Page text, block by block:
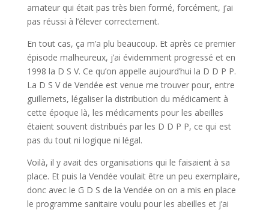
amateur qui était pas très bien formé, forcément, j’ai
pas réussi à l’élever correctement.
En tout cas, ça m’a plu beaucoup. Et après ce premier
épisode malheureux, j’ai évidemment progressé et en
1998 la D S V. Ce qu’on appelle aujourd’hui la D D P P.
La D S V de Vendée est venue me trouver pour, entre
guillemets, légaliser la distribution du médicament à
cette époque là, les médicaments pour les abeilles
étaient souvent distribués par les D D P P, ce qui est
pas du tout ni logique ni légal.
Voilà, il y avait des organisations qui le faisaient à sa
place. Et puis la Vendée voulait être un peu exemplaire,
donc avec le G D S de la Vendée on on a mis en place
le programme sanitaire voulu pour les abeilles et j’ai